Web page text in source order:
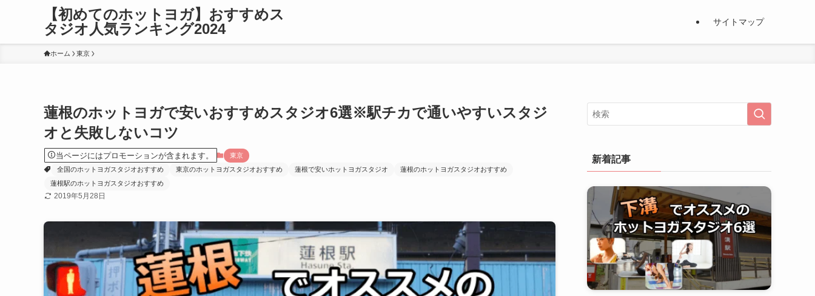
【初めてのホットヨガ】おすすめス
タジオ人気ランキング2024
サイトマップ
ホーム 東京
蓮根のホットヨガで安いおすすめスタジオ6選※駅チカで通いやすいスタジ
オと失敗しないコツ
当ページにはプロモーションが含まれます。
東京
全国のホットヨガスタジオおすすめ
東京のホットヨガスタジオおすすめ 蓮根で安いホットヨガスタジオ
蓮根のホットヨガスタジオおすすめ
蓮根駅のホットヨガスタジオおすすめ
2019年5月28日
新着記事